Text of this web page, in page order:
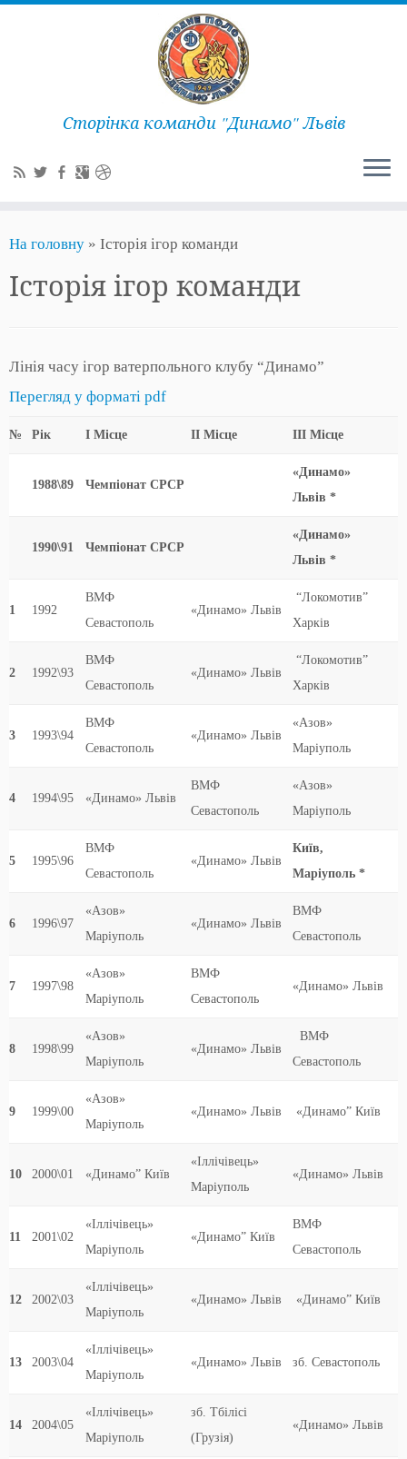
Сторінка команди "Динамо" Львів
На головну » Історія ігор команди
Історія ігор команди
Лінія часу ігор ватерпольного клубу “Динамо”
Перегляд у форматі pdf
№ Рік І Місце ІІ Місце ІІІ Місце
1988\89 Чемпіонат СРСР
«Динамо»
Львів *
1990\91 Чемпіонат СРСР
«Динамо»
Львів *
1 1992
ВМФ
Севастополь
«Динамо» Львів
“Локомотив”
Харків
2 1992\93
ВМФ
Севастополь
«Динамо» Львів
“Локомотив”
Харків
3 1993\94
ВМФ
Севастополь
«Динамо» Львів
«Азов»
Маріуполь
4 1994\95 «Динамо» Львів
ВМФ
Севастополь
«Азов»
Маріуполь
5 1995\96
ВМФ
Севастополь
«Динамо» Львів
Київ,
Маріуполь *
6 1996\97
«Азов»
Маріуполь
«Динамо» Львів
ВМФ
Севастополь
7 1997\98
«Азов»
Маріуполь
ВМФ
Севастополь
«Динамо» Львів
8 1998\99
«Азов»
Маріуполь
«Динамо» Львів
ВМФ
Севастополь
9 1999\00
«Азов»
Маріуполь
«Динамо» Львів «Динамо” Київ
10 2000\01 «Динамо” Київ
«Іллічівець»
Маріуполь
«Динамо» Львів
11 2001\02
«Іллічівець»
Маріуполь
«Динамо” Київ
ВМФ
Севастополь
12 2002\03
«Іллічівець»
Маріуполь
«Динамо» Львів «Динамо” Київ
13 2003\04
«Іллічівець»
Маріуполь
«Динамо» Львів зб. Севастополь
14 2004\05
«Іллічівець»
Маріуполь
зб. Тбілісі
(Грузія)
«Динамо» Львів